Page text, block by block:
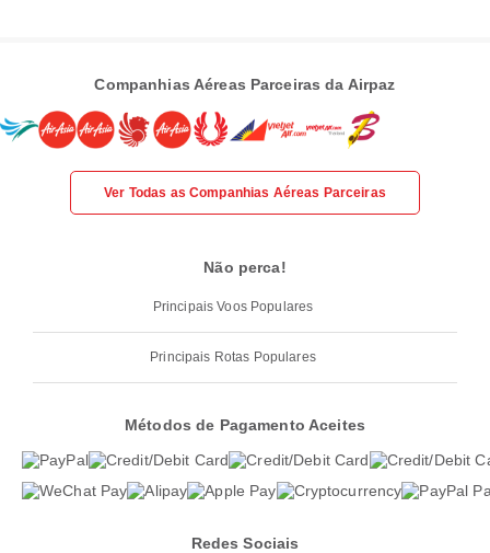
Companhias Aéreas Parceiras da Airpaz
Ver Todas as Companhias Aéreas Parceiras
Não perca!
Principais Voos Populares
Principais Rotas Populares
Métodos de Pagamento Aceites
Redes Sociais